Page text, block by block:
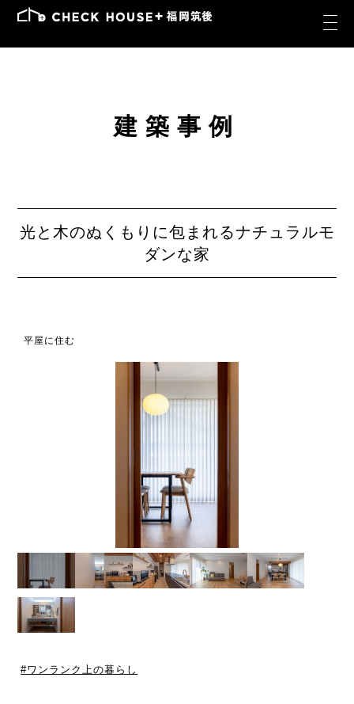
建築事例
光と木のぬくもりに包まれるナチュラルモ
ダンな家
平屋に住む
ワンランク上の暮らし